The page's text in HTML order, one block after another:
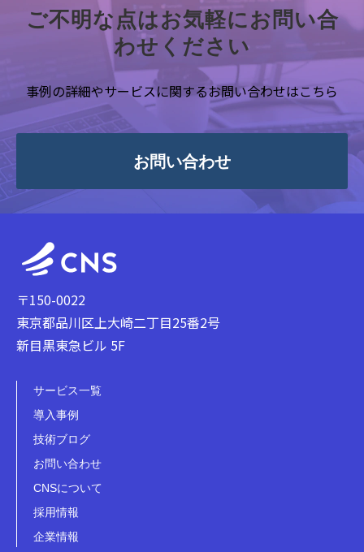
ご不明な点はお気軽にお問い合
わせください
事例の詳細やサービスに関するお問い合わせはこちら
お問い合わせ
〒150-0022
東京都品川区上大崎二丁目25番2号
新目黒東急ビル 5F
サービス一覧
導入事例
技術ブログ
お問い合わせ
CNSについて
採用情報
企業情報